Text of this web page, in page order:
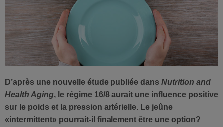
D’après une nouvelle étude publiée dans Nutrition and
Health Aging, le régime 16/8 aurait une influence positive
sur le poids et la pression artérielle. Le jeûne
«intermittent» pourrait-il finalement être une option?